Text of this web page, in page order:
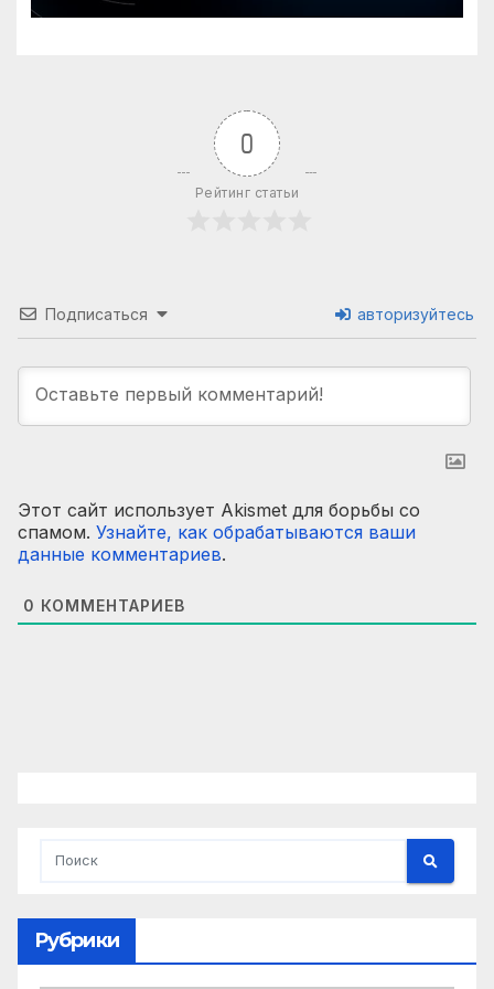
0
Рейтинг статьи
Подписаться авторизуйтесь
Этот сайт использует Akismet для борьбы со
спамом. Узнайте, как обрабатываются ваши
данные комментариев.
0 КОММЕНТАРИЕВ
Рубрики